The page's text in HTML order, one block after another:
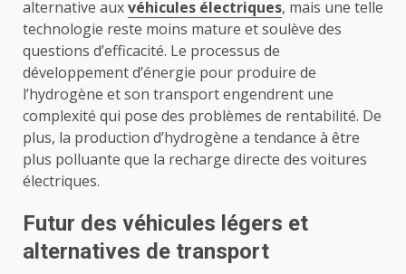
alternative auxvéhicules électriques, mais une telle
technologie reste moins mature et soulève des
questions d’efficacité. Le processus de
développement d’énergie pour produire de
l’hydrogène et son transport engendrent une
complexité qui pose des problèmes de rentabilité. De
plus, la production d’hydrogène a tendance à être
plus polluante que la recharge directe des voitures
électriques.
Futur des véhicules légers et
alternatives de transport